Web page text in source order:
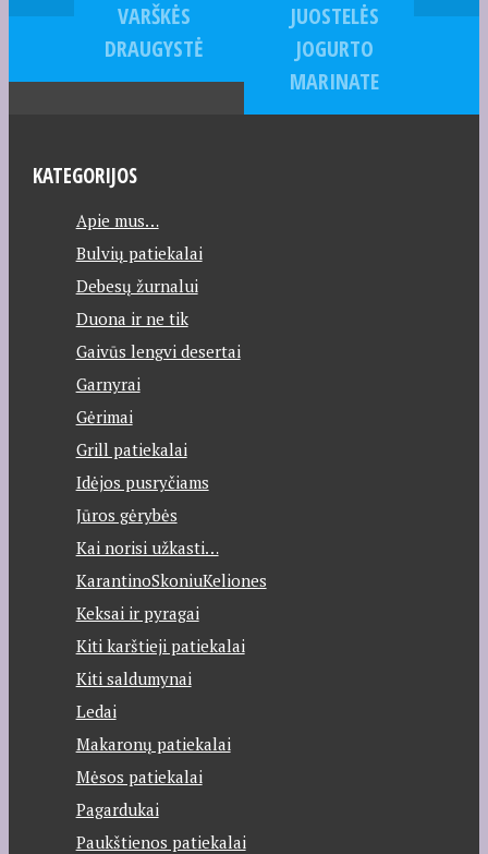
VARŠKĖS
DRAUGYSTĖ
JUOSTELĖS
JOGURTO
MARINATE
KATEGORIJOS
Apie mus…
Bulvių patiekalai
Debesų žurnalui
Duona ir ne tik
Gaivūs lengvi desertai
Garnyrai
Gėrimai
Grill patiekalai
Idėjos pusryčiams
Jūros gėrybės
Kai norisi užkasti…
KarantinoSkoniuKeliones
Keksai ir pyragai
Kiti karštieji patiekalai
Kiti saldumynai
Ledai
Makaronų patiekalai
Mėsos patiekalai
Pagardukai
Paukštienos patiekalai